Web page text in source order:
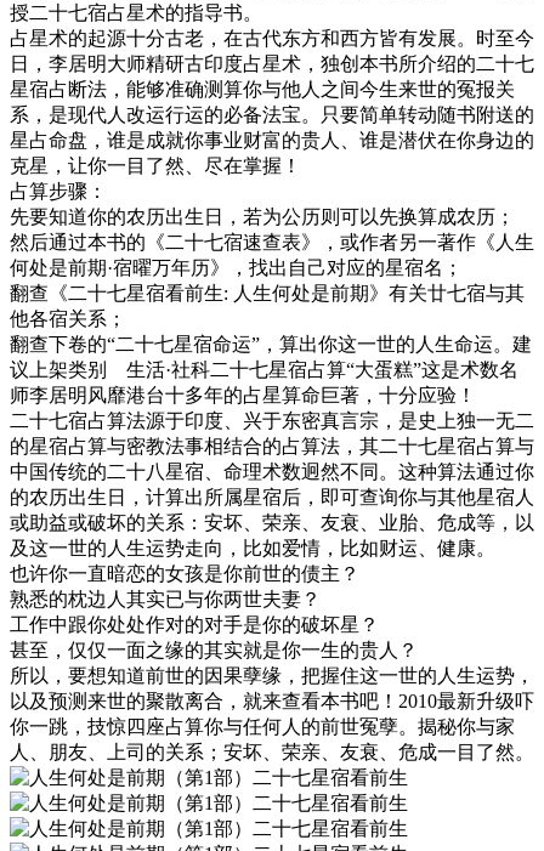
授二十七宿占星术的指导书。
占星术的起源十分古老，在古代东方和西方皆有发展。时至今
日，李居明大师精研古印度占星术，独创本书所介绍的二十七
星宿占断法，能够准确测算你与他人之间今生来世的冤报关
系，是现代人改运行运的必备法宝。只要简单转动随书附送的
星占命盘，谁是成就你事业财富的贵人、谁是潜伏在你身边的
克星，让你一目了然、尽在掌握！
占算步骤：
先要知道你的农历出生日，若为公历则可以先换算成农历；
然后通过本书的《二十七宿速查表》，或作者另一著作《人生
何处是前期·宿曜万年历》，找出自己对应的星宿名；
翻查《二十七星宿看前生: 人生何处是前期》有关廿七宿与其
他各宿关系；
翻查下卷的“二十七星宿命运”，算出你这一世的人生命运。建
议上架类别 生活·社科二十七星宿占算“大蛋糕”这是术数名
师李居明风靡港台十多年的占星算命巨著，十分应验！
二十七宿占算法源于印度、兴于东密真言宗，是史上独一无二
的星宿占算与密教法事相结合的占算法，其二十七星宿占算与
中国传统的二十八星宿、命理术数迥然不同。这种算法通过你
的农历出生日，计算出所属星宿后，即可查询你与其他星宿人
或助益或破坏的关系：安坏、荣亲、友衰、业胎、危成等，以
及这一世的人生运势走向，比如爱情，比如财运、健康。
也许你一直暗恋的女孩是你前世的债主？
熟悉的枕边人其实已与你两世夫妻？
工作中跟你处处作对的对手是你的破坏星？
甚至，仅仅一面之缘的其实就是你一生的贵人？
所以，要想知道前世的因果孽缘，把握住这一世的人生运势，
以及预测来世的聚散离合，就来查看本书吧！2010最新升级吓
你一跳，技惊四座占算你与任何人的前世冤孽。揭秘你与家
人、朋友、上司的关系；安坏、荣亲、友衰、危成一目了然。